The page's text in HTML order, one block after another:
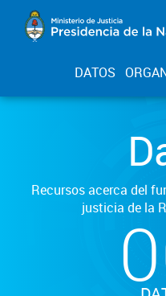
DATOS
Recursos acerca del
justicia de la